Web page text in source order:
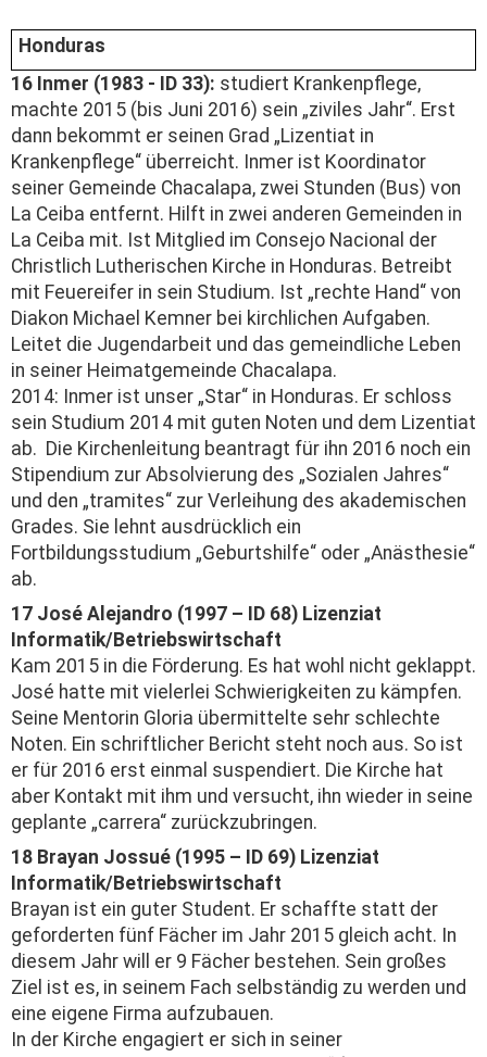
Honduras
16 Inmer (1983 - ID 33): studiert Krankenpflege,
machte 2015 (bis Juni 2016) sein „ziviles Jahr“. Erst
dann bekommt er seinen Grad „Lizentiat in
Krankenpflege“ überreicht. Inmer ist Koordinator
seiner Gemeinde Chacalapa, zwei Stunden (Bus) von
La Ceiba entfernt. Hilft in zwei anderen Gemeinden in
La Ceiba mit. Ist Mitglied im Consejo Nacional der
Christlich Lutherischen Kirche in Honduras. Betreibt
mit Feuereifer in sein Studium. Ist „rechte Hand“ von
Diakon Michael Kemner bei kirchlichen Aufgaben.
Leitet die Jugendarbeit und das gemeindliche Leben
in seiner Heimatgemeinde Chacalapa.
2014: Inmer ist unser „Star“ in Honduras. Er schloss
sein Studium 2014 mit guten Noten und dem Lizentiat
ab. Die Kirchenleitung beantragt für ihn 2016 noch ein
Stipendium zur Absolvierung des „Sozialen Jahres“
und den „tramites“ zur Verleihung des akademischen
Grades. Sie lehnt ausdrücklich ein
Fortbildungsstudium „Geburtshilfe“ oder „Anästhesie“
ab.
17 José Alejandro (1997 – ID 68) Lizenziat
Informatik/Betriebswirtschaft
Kam 2015 in die Förderung. Es hat wohl nicht geklappt.
José hatte mit vielerlei Schwierig­keiten zu kämpfen.
Seine Mentorin Gloria übermittelte sehr schlechte
Noten. Ein schriftlicher Bericht steht noch aus. So ist
er für 2016 erst einmal suspendiert. Die Kirche hat
aber Kontakt mit ihm und versucht, ihn wieder in seine
geplante „carrera“ zurückzubringen.
18 Brayan Jossué (1995 – ID 69) Lizenziat
Informatik/Betriebswirtschaft
Brayan ist ein guter Student. Er schaffte statt der
geforderten fünf Fächer im Jahr 2015 gleich acht. In
diesem Jahr will er 9 Fächer bestehen. Sein großes
Ziel ist es, in seinem Fach selbständig zu werden und
eine eigene Firma aufzubauen.
In der Kirche engagiert er sich in seiner